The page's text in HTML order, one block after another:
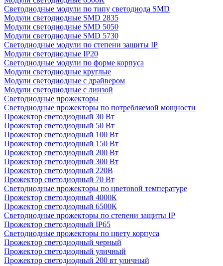
Светодиодные модули по типу светодиода SMD
Модули светодиодные SMD 2835
Модули светодиодные SMD 5050
Модули светодиодные SMD 5730
Светодиодные модули по степени защиты IP
Модули светодиодные IP20
Светодиодные модули по форме корпуса
Модули светодиодные круглые
Модули светодиодные с драйвером
Модули светодиодные с линзой
Светодиодные прожекторы
Светодиодные прожекторы по потребляемой мощности
Прожектор светодиодный 30 Вт
Прожектор светодиодный 50 Вт
Прожектор светодиодный 100 Вт
Прожектор светодиодный 150 Вт
Прожектор светодиодный 200 Вт
Прожектор светодиодный 300 Вт
Прожектор светодиодный 220В
Прожектор светодиодный 70 Вт
Светодиодные прожекторы по цветовой температуре
Прожектор светодиодный 4000К
Прожектор светодиодный 6500К
Светодиодные прожекторы по степени защиты IP
Прожектор светодиодный IP65
Светодиодные прожекторы по цвету корпуса
Прожектор светодиодный черный
Прожектор светодиодный уличный
Прожектор светодиодный 200 вт уличный